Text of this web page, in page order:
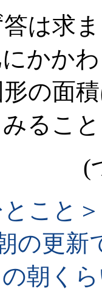
は求
かか
の面
るこ
(
こと＞
の更新
朝く